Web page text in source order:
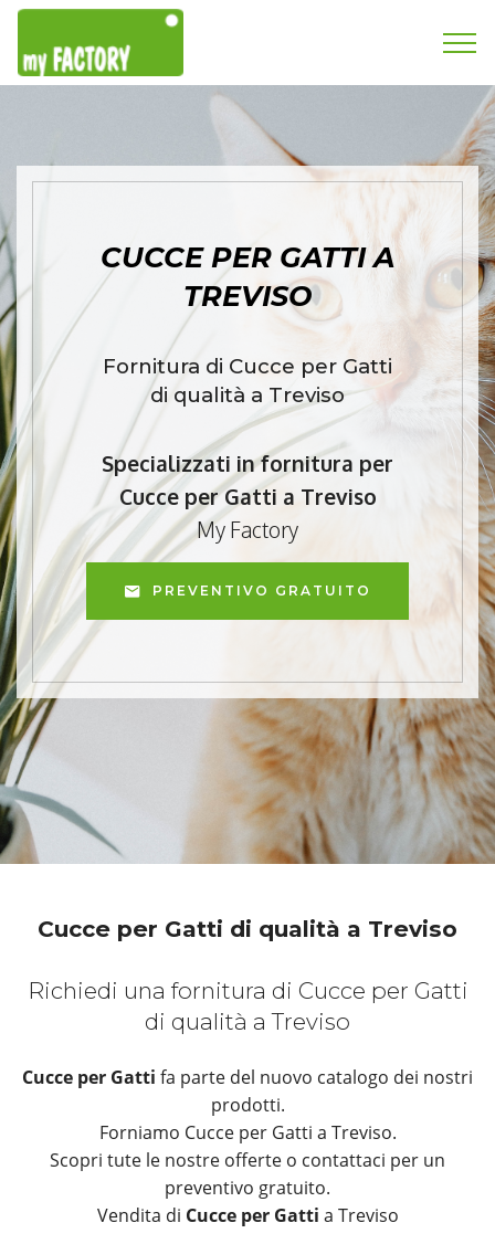
CUCCE PER GATTI A
TREVISO
Fornitura di Cucce per Gatti
di qualità a Treviso
Specializzati in fornitura per
Cucce per Gatti a Treviso
My Factory
PREVENTIVO GRATUITO
Cucce per Gatti di qualità a Treviso
Richiedi una fornitura di Cucce per Gatti
di qualità a Treviso
Cucce per Gatti fa parte del nuovo catalogo dei nostri
prodotti.
Forniamo Cucce per Gatti a Treviso.
Scopri tute le nostre offerte o contattaci per un
preventivo gratuito.
Vendita di Cucce per Gatti a Treviso